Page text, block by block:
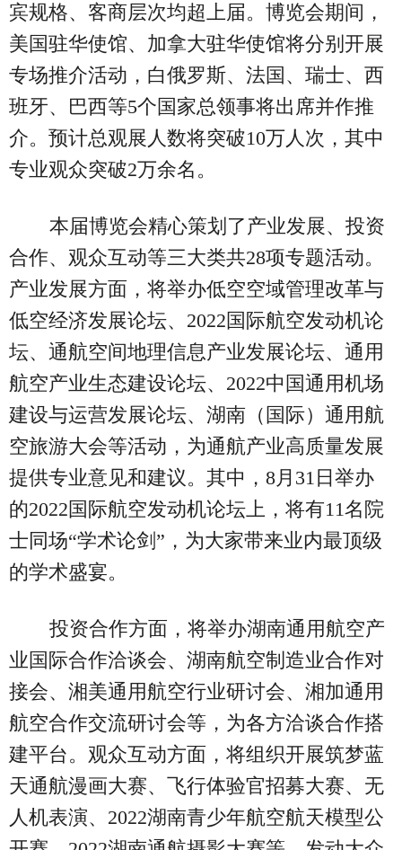
宾规格、客商层次均超上届。博览会期间，
美国驻华使馆、加拿大驻华使馆将分别开展
专场推介活动，白俄罗斯、法国、瑞士、西
班牙、巴西等5个国家总领事将出席并作推
介。预计总观展人数将突破10万人次，其中
专业观众突破2万余名。
本届博览会精心策划了产业发展、投资
合作、观众互动等三大类共28项专题活动。
产业发展方面，将举办低空空域管理改革与
低空经济发展论坛、2022国际航空发动机论
坛、通航空间地理信息产业发展论坛、通用
航空产业生态建设论坛、2022中国通用机场
建设与运营发展论坛、湖南（国际）通用航
空旅游大会等活动，为通航产业高质量发展
提供专业意见和建议。其中，8月31日举办
的2022国际航空发动机论坛上，将有11名院
士同场“学术论剑”，为大家带来业内最顶级
的学术盛宴。
投资合作方面，将举办湖南通用航空产
业国际合作洽谈会、湖南航空制造业合作对
接会、湘美通用航空行业研讨会、湘加通用
航空合作交流研讨会等，为各方洽谈合作搭
建平台。观众互动方面，将组织开展筑梦蓝
天通航漫画大赛、飞行体验官招募大赛、无
人机表演、2022湖南青少年航空航天模型公